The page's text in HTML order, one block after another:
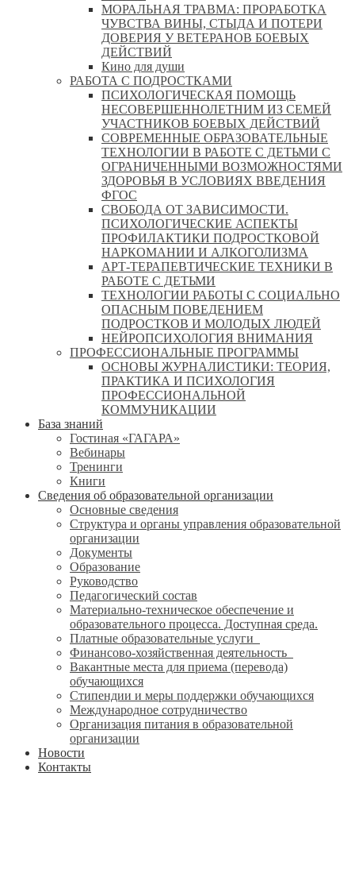
МОРАЛЬНАЯ ТРАВМА: ПРОРАБОТКА
ЧУВСТВА ВИНЫ, СТЫДА И ПОТЕРИ
ДОВЕРИЯ У ВЕТЕРАНОВ БОЕВЫХ
ДЕЙСТВИЙ
Кино для души
РАБОТА С ПОДРОСТКАМИ
ПСИХОЛОГИЧЕСКАЯ ПОМОЩЬ
НЕСОВЕРШЕННОЛЕТНИМ ИЗ СЕМЕЙ
УЧАСТНИКОВ БОЕВЫХ ДЕЙСТВИЙ
СОВРЕМЕННЫЕ ОБРАЗОВАТЕЛЬНЫЕ
ТЕХНОЛОГИИ В РАБОТЕ С ДЕТЬМИ С
ОГРАНИЧЕННЫМИ ВОЗМОЖНОСТЯМИ
ЗДОРОВЬЯ В УСЛОВИЯХ ВВЕДЕНИЯ
ФГОС
СВОБОДА ОТ ЗАВИСИМОСТИ.
ПСИХОЛОГИЧЕСКИЕ АСПЕКТЫ
ПРОФИЛАКТИКИ ПОДРОСТКОВОЙ
НАРКОМАНИИ И АЛКОГОЛИЗМА
АРТ-ТЕРАПЕВТИЧЕСКИЕ ТЕХНИКИ В
РАБОТЕ С ДЕТЬМИ
ТЕХНОЛОГИИ РАБОТЫ С СОЦИАЛЬНО
ОПАСНЫМ ПОВЕДЕНИЕМ
ПОДРОСТКОВ И МОЛОДЫХ ЛЮДЕЙ
НЕЙРОПСИХОЛОГИЯ ВНИМАНИЯ
ПРОФЕССИОНАЛЬНЫЕ ПРОГРАММЫ
ОСНОВЫ ЖУРНАЛИСТИКИ: ТЕОРИЯ,
ПРАКТИКА И ПСИХОЛОГИЯ
ПРОФЕССИОНАЛЬНОЙ
КОММУНИКАЦИИ
База знаний
Гостиная «ГАГАРА»
Вебинары
Тренинги
Книги
Сведения об образовательной организации
Основные сведения
Структура и органы управления образовательной
организации
Документы
Образование
Руководство
Педагогический состав
Материально-техническое обеспечение и
образовательного процесса. Доступная среда.
Платные образовательные услуги
Финансово-хозяйственная деятельность
Вакантные места для приема (перевода)
обучающихся
Стипендии и меры поддержки обучающихся
Международное сотрудничество
Организация питания в образовательной
организации
Новости
Контакты